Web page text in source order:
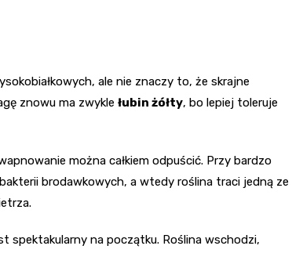
ale nie znaczy to, że skrajne
znowu ma zwykle łubin żółty, bo lepiej toleruje
można całkiem odpuścić. Przy bardzo
brodawkowych, a wtedy roślina traci jedną ze
spektakularny na początku. Roślina wschodzi,